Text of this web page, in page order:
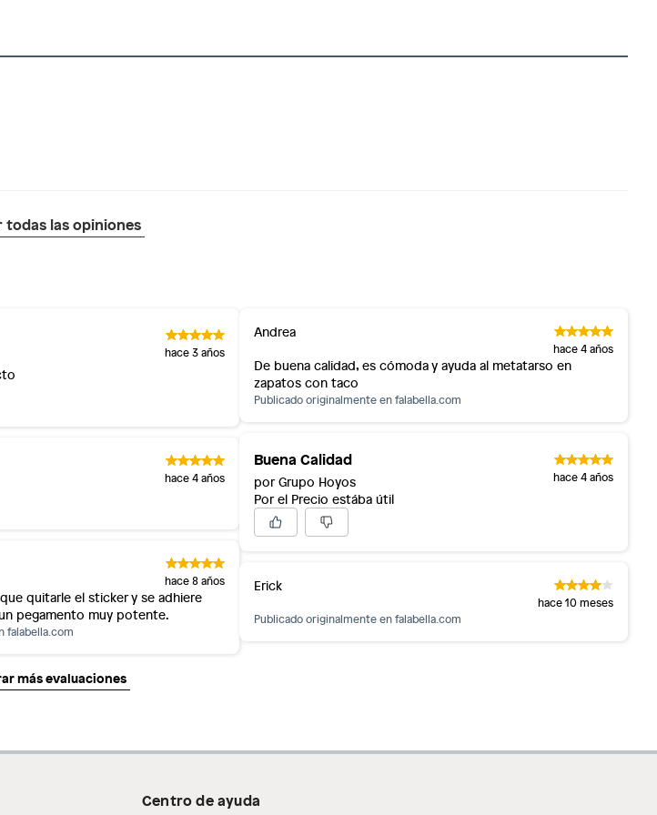
todas las opiniones
hace 3 años
hace 4 años
hace 8 años
quitarle el sticker y se adhiere
pegamento muy potente.
falabella.com
Andrea
hace 4 años
De buena calidad, es cómoda y ayuda al metatarso en
zapatos con taco
Publicado originalmente enfalabella.com
Buena Calidad
por Grupo Hoyos hace 4 años
Por el Precio estába útil
Erick
hace 10 meses
Publicado originalmente enfalabella.com
más evaluaciones
Centro de ayuda